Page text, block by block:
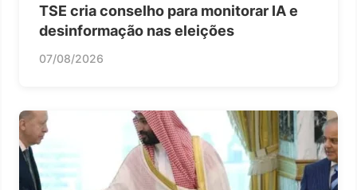
TSE cria conselho para monitorar IA e
desinformação nas eleições
07/08/2026